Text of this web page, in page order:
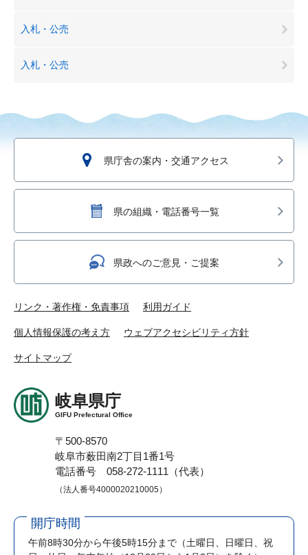
入札・公売
入札・公売
県庁舎の案内・交通アクセス
県の組織・電話番号一覧
県政へのご意見・ご提案
リンク・著作権・免責事項 利用ガイド
個人情報保護の考え方 ウェブアクセシビリティ方針
サイトマップ
岐阜県庁
GIFU Prefectural Office
〒500-8570
岐阜市薮田南2丁目1番1号
電話番号 058-272-1111（代表）
（法人番号4000020210005）
開庁時間
午前8時30分から午後5時15分まで （土曜日、日曜日、祝